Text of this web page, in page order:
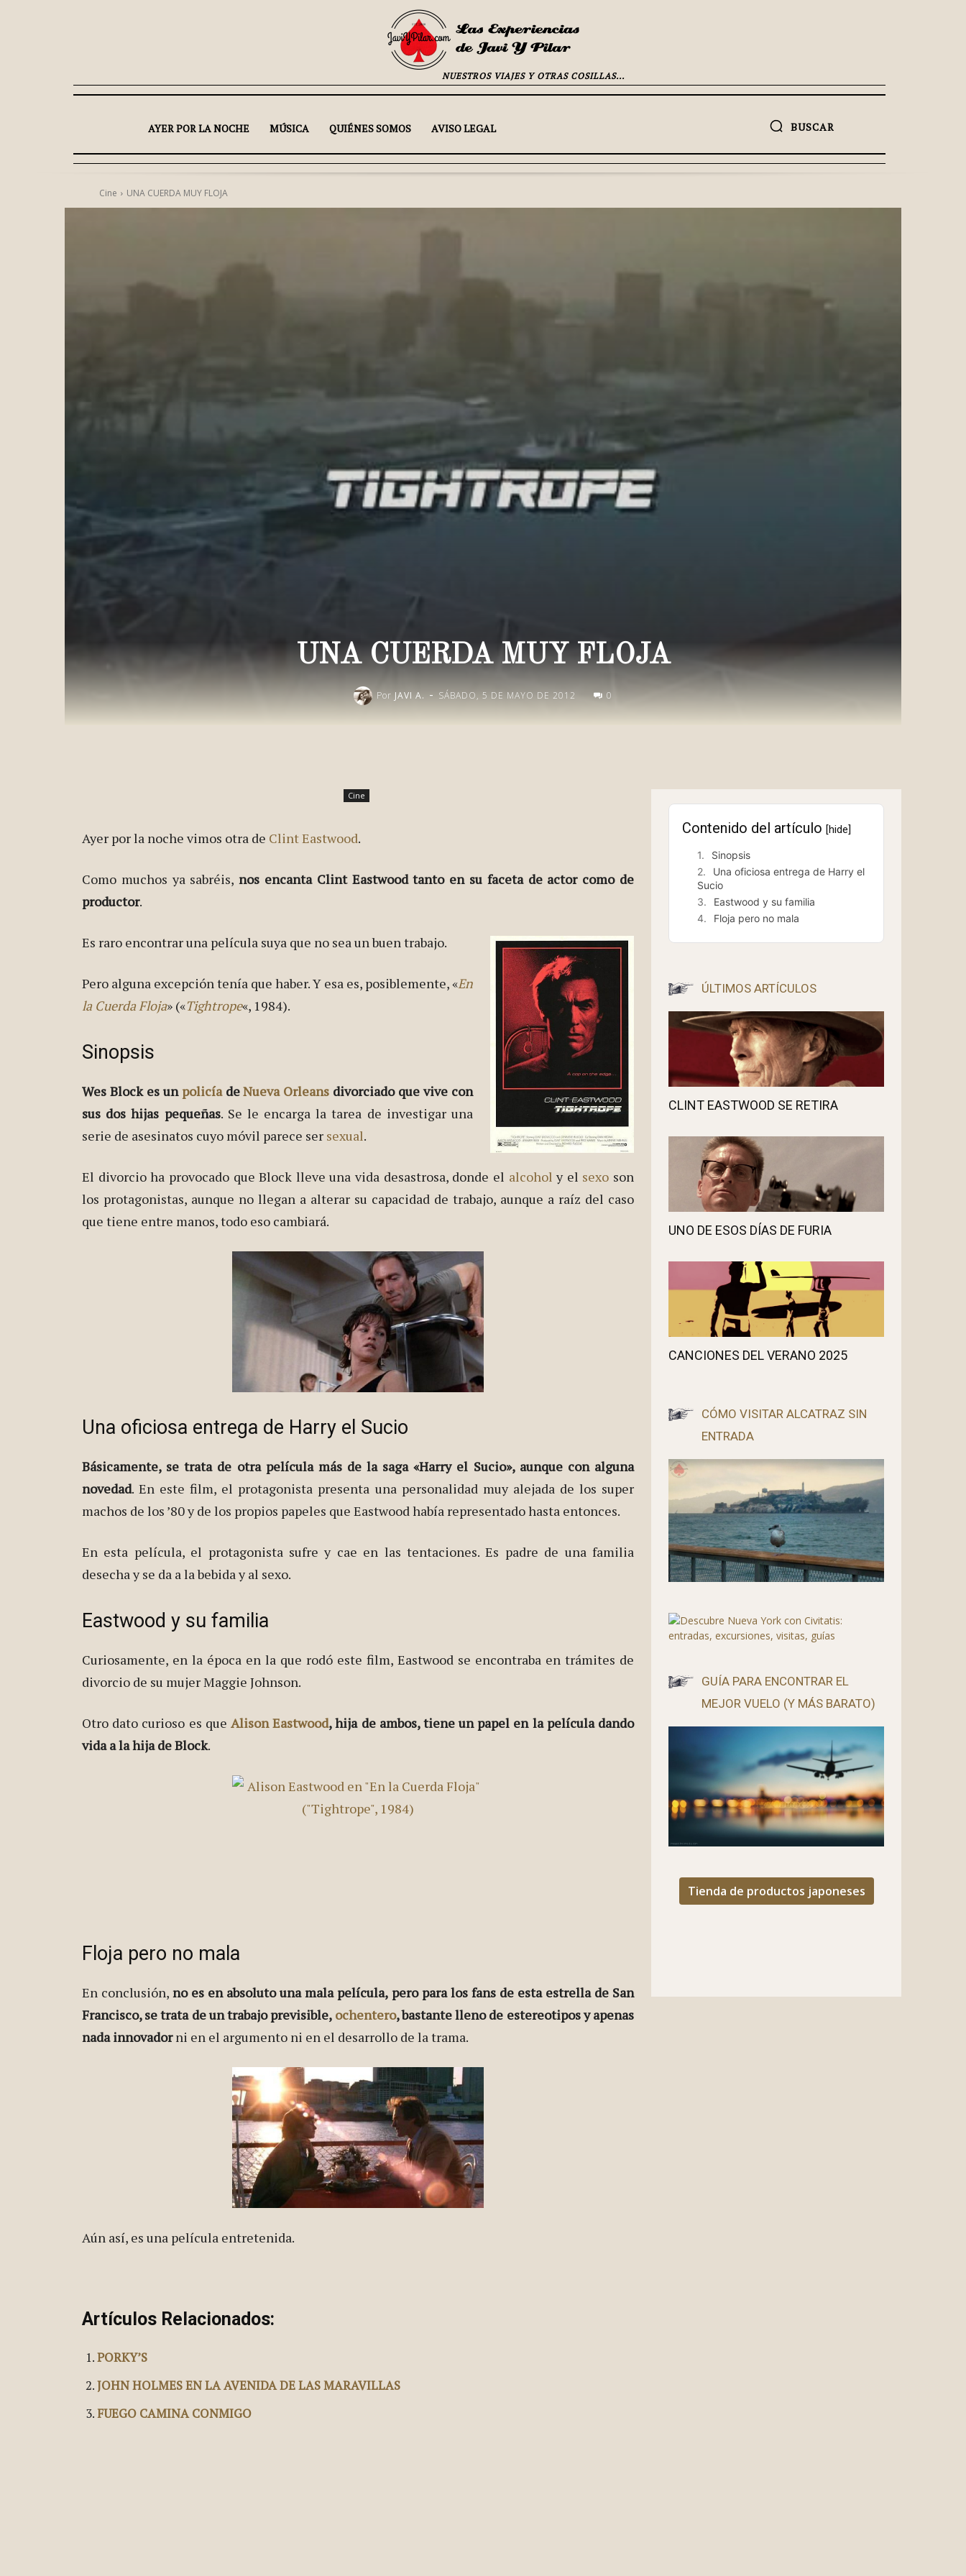
NUESTROS VIAJES Y OTRAS COSILLAS...
AYER POR LA NOCHE MÚSICA QUIÉNES SOMOS AVISO LEGAL BUSCAR
Cine UNA CUERDA MUY FLOJA
UNA CUERDA MUY FLOJA
Por JAVI A. - SÁBADO, 5 DE MAYO DE 2012 0
Cine
Ayer por la noche vimos otra de Clint Eastwood.
Como muchos ya sabréis,nos encanta Clint Eastwood tanto en su faceta de actor como de
productor.
Es raro encontrar una película suya que no sea un buen trabajo.
Pero alguna excepción tenía que haber. Y esa es, posiblemente, «En
la Cuerda Floja» («Tightrope«, 1984).
Sinopsis
Wes Block es un policíadeNueva Orleans divorciado que vive con
sus dos hijas pequeñas. Se le encarga la tarea de investigar una
serie de asesinatos cuyo móvil parece ser sexual.
El divorcio ha provocado que Block lleve una vida desastrosa, donde el alcohol y el sexo son
los protagonistas, aunque no llegan a alterar su capacidad de trabajo, aunque a raíz del caso
que tiene entre manos, todo eso cambiará.
Una oficiosa entrega de Harry el Sucio
Básicamente, se trata de otra película más de la saga «Harry el Sucio», aunque con alguna
novedad. En este film, el protagonista presenta una personalidad muy alejada de los super
machos de los ’80 y de los propios papeles que Eastwood había representado hasta entonces.
En esta película, el protagonista sufre y cae en las tentaciones. Es padre de una familia
desecha y se da a la bebida y al sexo.
Eastwood y su familia
Curiosamente, en la época en la que rodó este film, Eastwood se encontraba en trámites de
divorcio de su mujer Maggie Johnson.
Otro dato curioso es que Alison Eastwood, hija de ambos, tiene un papel en la película dando
vida a la hija de Block.
Floja pero no mala
En conclusión,no es en absoluto una mala película, pero para los fans de esta estrella de San
Francisco, se trata de un trabajo previsible, ochentero, bastante lleno de estereotipos y apenas
nada innovadorni en el argumento ni en el desarrollo de la trama.
Aún así, es una película entretenida.
Artículos Relacionados:
PORKY’S
JOHN HOLMES EN LA AVENIDA DE LAS MARAVILLAS
FUEGO CAMINA CONMIGO
Contenido del artículo [hide]
Sinopsis
Una oficiosa entrega de Harry el
Sucio
Eastwood y su familia
Floja pero no mala
ÚLTIMOS ARTÍCULOS
CLINT EASTWOOD SE RETIRA
UNO DE ESOS DÍAS DE FURIA
CANCIONES DEL VERANO 2025
CÓMO VISITAR ALCATRAZ SIN
ENTRADA
GUÍA PARA ENCONTRAR EL
MEJOR VUELO (Y MÁS BARATO)
Tienda de productos japoneses